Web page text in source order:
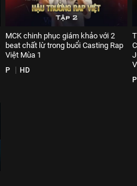
MCK chinh phục giám khảo với 2
beat chất lừ trong buổi Casting Rap
Việt Mùa 1
P HD
P